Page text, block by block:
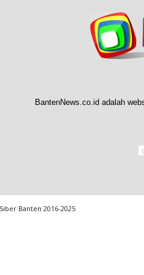
BantenNews.co.id adalah
Banten 2016-2025